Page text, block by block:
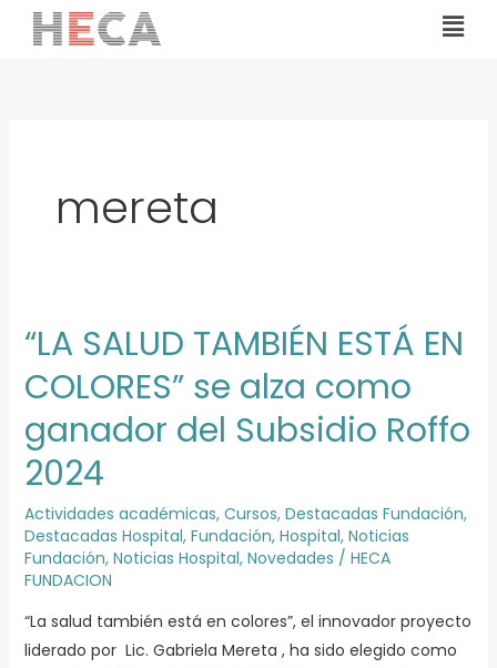
mereta
“LA SALUD TAMBIÉN ESTÁ EN
COLORES” se alza como
ganador del Subsidio Roffo
2024
Actividades académicas, Cursos, Destacadas Fundación,
Destacadas Hospital, Fundación, Hospital, Noticias
Fundación, Noticias Hospital, Novedades / HECA
FUNDACION
“La salud también está en colores”, el innovador proyecto
liderado por Lic. Gabriela Mereta , ha sido elegido como
“LA
TAMBIÉN
ESTÁ
EN
COLORES”
se
alza
como
del
Subsidio